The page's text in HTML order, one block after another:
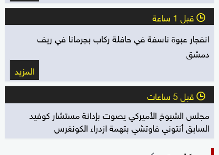
l قبل 1 ساعة
انفجار عبوة ناسفة في حافلة ركاب بجرمانا في ريف
دمشق
المزيد
l قبل 5 ساعات
مجلس الشيوخ الأميركي يصوت بإدانة مستشار كوفيد
السابق أنتوني فاوتشي بتهمة ازدراء الكونغرس